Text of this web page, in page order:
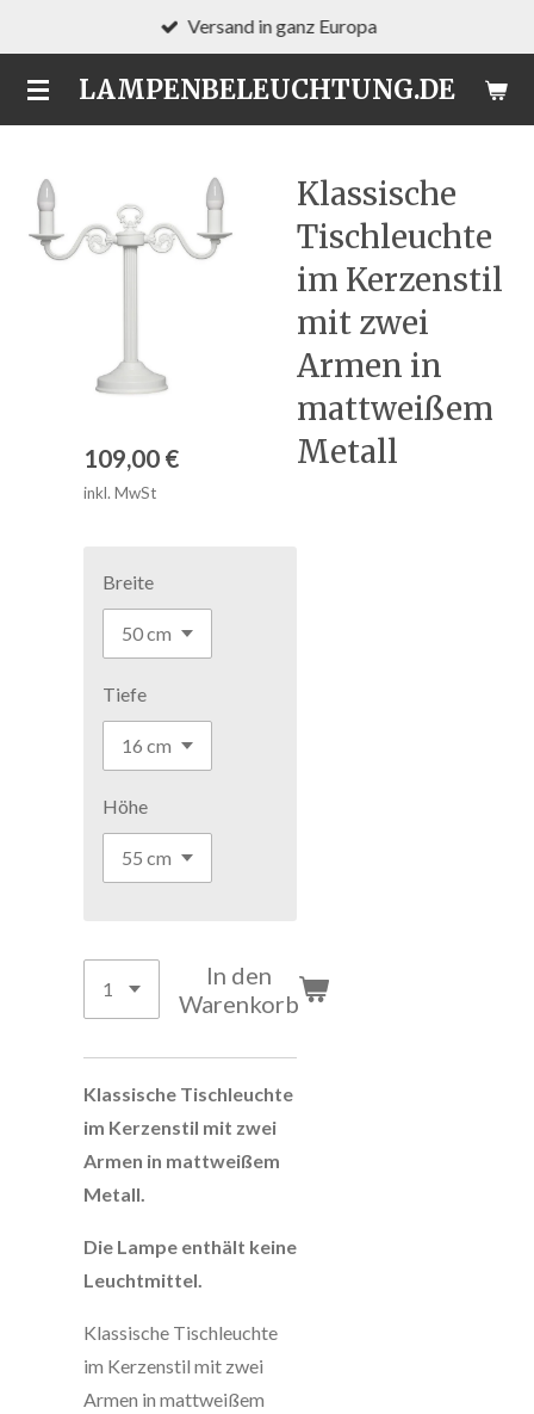
Hauptinhalt
springenLAMPENBELEUCHTUNG.DE
Versand in ganz Europa
Klassische
Tischleuchte
im Kerzenstil
mit zwei
Armen in
mattweißem
Metall
109,00 €
inkl. MwSt
Breite
Tiefe
Höhe
In den
Warenkorb
Klassische Tischleuchte
im Kerzenstil mit zwei
Armen in mattweißem
Metall.
Die Lampe enthält keine
Leuchtmittel.
Klassische Tischleuchte
im Kerzenstil mit zwei
Armen in mattweißem